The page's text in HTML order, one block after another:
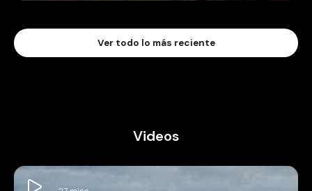
Ver todo lo más reciente
Videos